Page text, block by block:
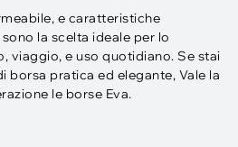
e caratteristiche
la scelta ideale per lo
viaggio, e uso quotidiano. Se stai
borsa pratica ed elegante, Vale la
le borse Eva.